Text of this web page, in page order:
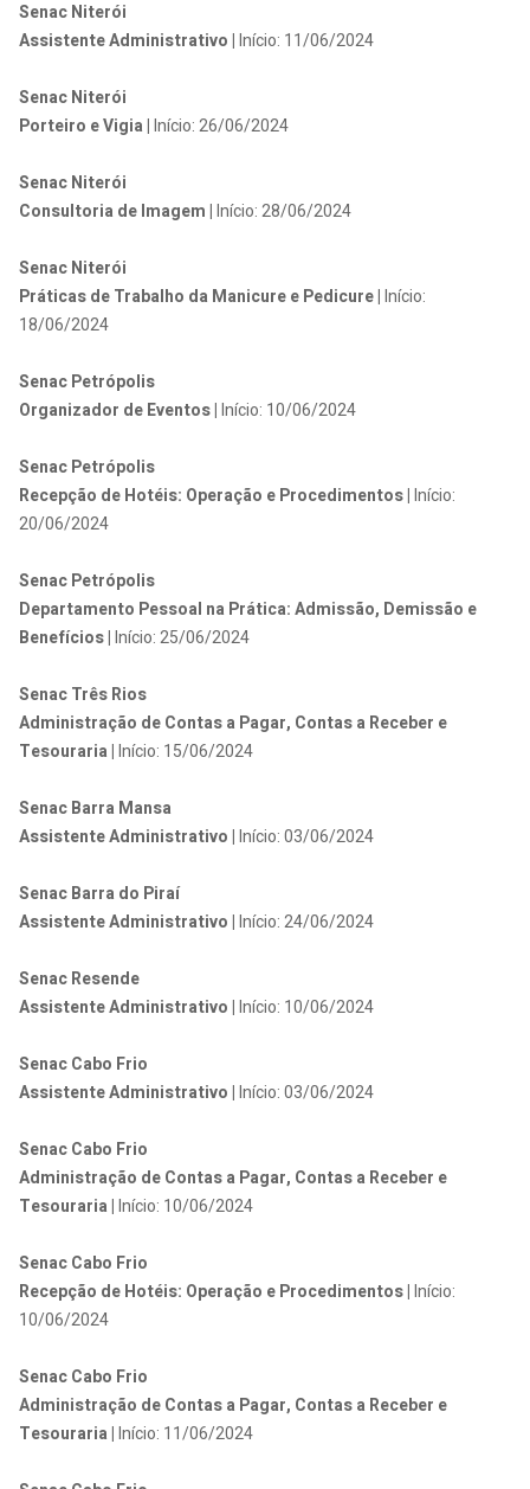
Senac Niterói
Assistente Administrativo |Início: 11/06/2024
Senac Niterói
Porteiro e Vigia |Início: 26/06/2024
Senac Niterói
Consultoria de Imagem |Início: 28/06/2024
Senac Niterói
Práticas de Trabalho da Manicure e Pedicure |Início:
18/06/2024
Senac Petrópolis
Organizador de Eventos |Início: 10/06/2024
Senac Petrópolis
Recepção de Hotéis: Operação e Procedimentos |Início:
20/06/2024
Senac Petrópolis
Departamento Pessoal na Prática: Admissão, Demissão e
Benefícios |Início: 25/06/2024
Senac Três Rios
Administração de Contas a Pagar, Contas a Receber e
Tesouraria |Início: 15/06/2024
Senac Barra Mansa
Assistente Administrativo |Início: 03/06/2024
Senac Barra do Piraí
Assistente Administrativo |Início: 24/06/2024
Senac Resende
Assistente Administrativo |Início: 10/06/2024
Senac Cabo Frio
Assistente Administrativo |Início: 03/06/2024
Senac Cabo Frio
Administração de Contas a Pagar, Contas a Receber e
Tesouraria |Início: 10/06/2024
Senac Cabo Frio
Recepção de Hotéis: Operação e Procedimentos |Início:
10/06/2024
Senac Cabo Frio
Administração de Contas a Pagar, Contas a Receber e
Tesouraria |Início: 11/06/2024